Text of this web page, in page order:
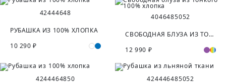
42444648
РУБАШКА ИЗ 100% ХЛОПКА
10 290 ₽
4046485052
СВОБОДНАЯ БЛУЗА ИЗ ТОНКОГО 100% ХЛОПКА
12 990 ₽
4244464850 424446485052